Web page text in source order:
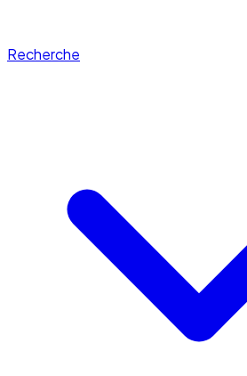
Recherche